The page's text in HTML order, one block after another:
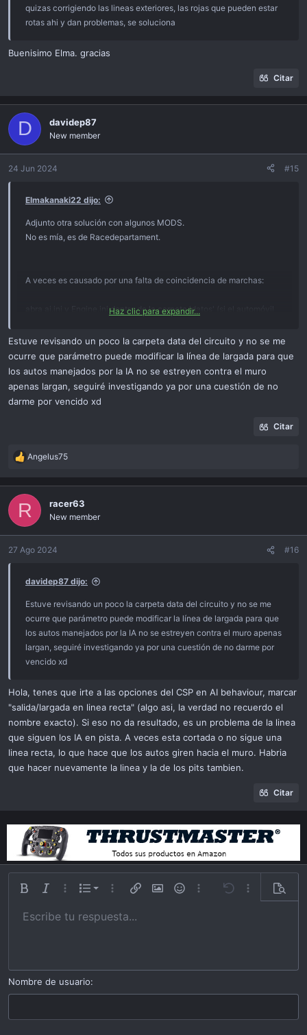
quizas corrigiendo las lineas exteriores, las rojas que pueden estar
rotas ahi y dan problemas, se soluciona
Buenisimo Elma. gracias
Citar
D davidep87
New member
24 Jun 2024 #15
Elmakanaki22 dijo:
Adjunto otra solución con algunos MODS.
No es mía, es de Racedepartament.
A veces es causado por una falta de coincidencia de marchas:
abra ai.ini y Engine.ini dentro de la carpeta 'datos' (si el automóvil
contenido).
Asegúrese de que el valor Gears UP esté en ai. ini:
[GEARS]
DOWN=4600
[ENGINE_DATA]
ALTITUDE_SENSITIVITY=0.1; sensibilidad a la altitud
INERCIA=0,120 ; LIMITADOR de inercia del motor
MÍNIMO=1500 ; rpm del motor en ralentí
superiores a las que permite el limitador del motor, por lo que
cambiaría el valor de
ai.ini
No funciona todas las veces, pero podría serlo. El caso de los autos
Haz clic para expandir...
Estuve revisando un poco la carpeta data del circuito y no se me
ocurre que parámetro puede modificar la línea de largada para que
los autos manejados por la IA no se estreyen contra el muro
apenas largan, seguiré investigando ya por una cuestión de no
darme por vencido xd
Citar
R
a
c
i
o
n
Angelus75
R racer63
New member
27 Ago 2024 #16
davidep87 dijo:
Estuve revisando un poco la carpeta data del circuito y no se me
ocurre que parámetro puede modificar la línea de largada para que
los autos manejados por la IA no se estreyen contra el muro apenas
largan, seguiré investigando ya por una cuestión de no darme por
vencido xd
Hola, tenes que irte a las opciones del CSP en AI behaviour, marcar
"salida/largada en linea recta" (algo asi, la verdad no recuerdo el
nombre exacto). Si eso no da resultado, es un problema de la linea
que siguen los IA en pista. A veces esta cortada o no sigue una
linea recta, lo que hace que los autos giren hacia el muro. Habria
que hacer nuevamente la linea y la de los pits tambien.
Citar
Bold ItálicaMás opciones…
List
Lista ordenada
Lista desordena
Más opciones…
Insert linkInsert image
Emoticonos
Más opciones…
Undo Más
Tamaño 9
15
18
22
Color de texto
Familia Arial
Times New Roman
Strike-through
SubrayarInline code
AlineamientoAlinear a izquierda
Justify text
Paragraph format
Normal
Heading 2
Heading 3
Cita VideosInsert table
Insert horizontal line
SpoilerCódigo
RedoToggle BB code
Remover formato
BorradoresGuardar borrador
Escribe tu respuesta...
Nombre de usuario